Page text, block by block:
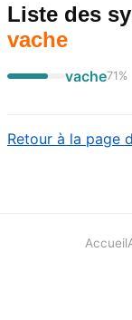
Liste des
vache
vache71 %
Retour à la page
Accueil